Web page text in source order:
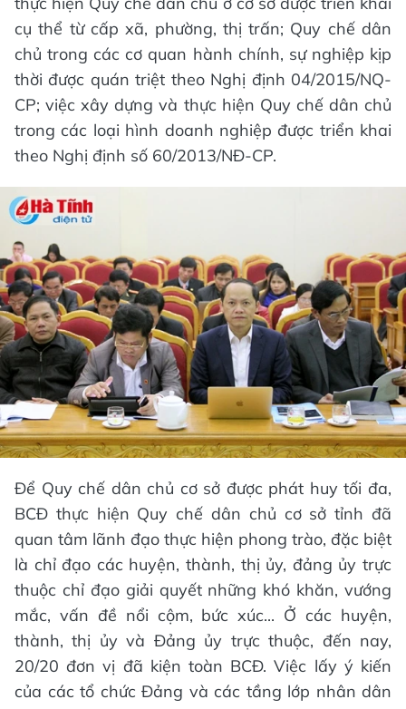
cụ thể từ cấp xã, phường, thị trấn; Quy chế dân
chủ trong các cơ quan hành chính, sự nghiệp kịp
thời được quán triệt theo Nghị định 04/2015/NQ-
CP; việc xây dựng và thực hiện Quy chế dân chủ
trong các loại hình doanh nghiệp được triển khai
theo Nghị định số 60/2013/NĐ-CP.
Để Quy chế dân chủ cơ sở được phát huy tối đa,
BCĐ thực hiện Quy chế dân chủ cơ sở tỉnh đã
quan tâm lãnh đạo thực hiện phong trào, đặc biệt
là chỉ đạo các huyện, thành, thị ủy, đảng ủy trực
thuộc chỉ đạo giải quyết những khó khăn, vướng
mắc, vấn đề nổi cộm, bức xúc... Ở các huyện,
thành, thị ủy và Đảng ủy trực thuộc, đến nay,
20/20 đơn vị đã kiện toàn BCĐ. Việc lấy ý kiến
của các tổ chức Đảng và các tầng lớp nhân dân